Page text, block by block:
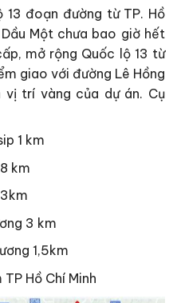
13 đoạn đường từ TP. Hồ
Một chưa bao giờ hết
mở rộng Quốc lộ 13 từ
giao với đường Lê Hồng
vị trí vàng của dự án. Cụ
1 km
km
3 km
1,5km
Hồ Chí Minh